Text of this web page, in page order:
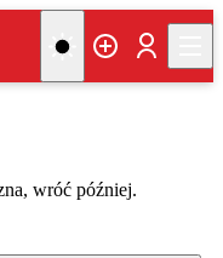
wróć później.